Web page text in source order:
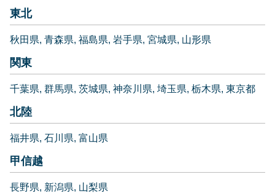
東北
秋田県 青森県 福島県 岩手県 宮城県 山形県
関東
千葉県 群馬県 茨城県 神奈川県 埼玉県 栃木県 東京都
北陸
福井県 石川県 富山県
甲信越
長野県 新潟県 山梨県